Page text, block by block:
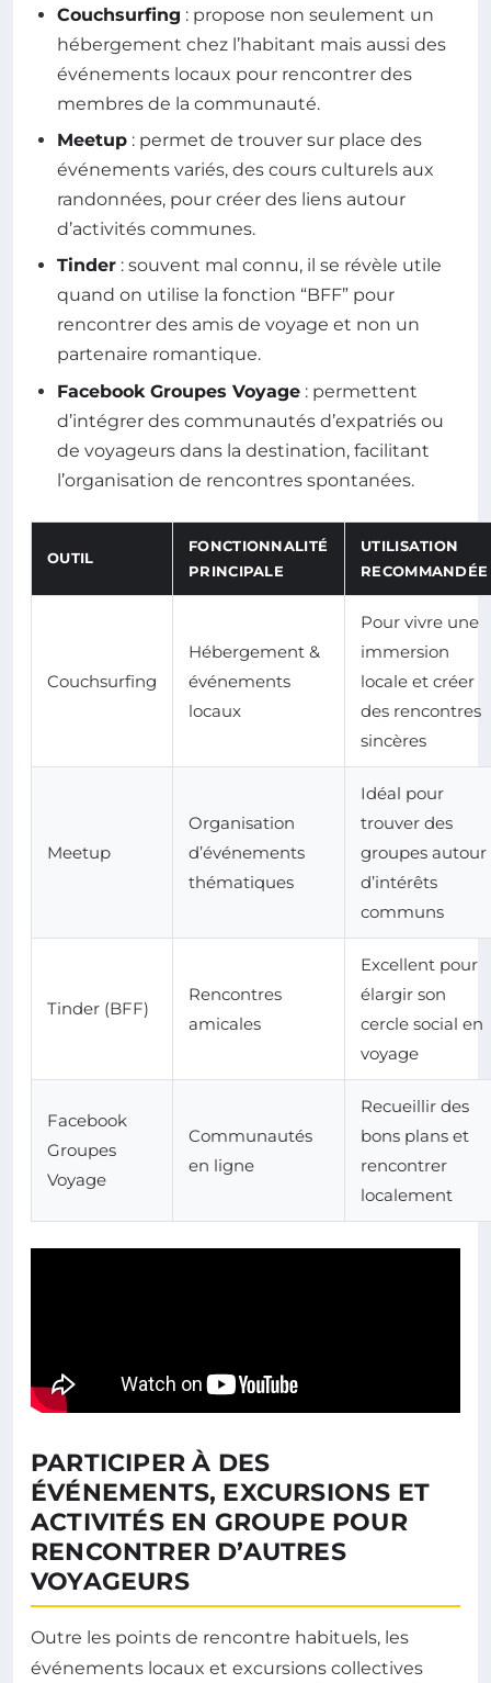
Couchsurfing : propose non seulement un
hébergement chez l’habitant mais aussi des
événements locaux pour rencontrer des
membres de la communauté.
Meetup : permet de trouver sur place des
événements variés, des cours culturels aux
randonnées, pour créer des liens autour
d’activités communes.
Tinder : souvent mal connu, il se révèle utile
quand on utilise la fonction “BFF” pour
rencontrer des amis de voyage et non un
partenaire romantique.
Facebook Groupes Voyage : permettent
d’intégrer des communautés d’expatriés ou
de voyageurs dans la destination, facilitant
l’organisation de rencontres spontanées.
OUTIL
FONCTIONNALITÉ
PRINCIPALE
UTILISATION
RECOMMANDÉE
Couchsurfing
Hébergement &
événements
locaux
Pour vivre une
immersion
locale et créer
des rencontres
sincères
Meetup
Organisation
d’événements
thématiques
Idéal pour
trouver des
groupes autour
d’intérêts
communs
Tinder (BFF)
Rencontres
amicales
Excellent pour
élargir son
cercle social en
voyage
Facebook
Groupes
Voyage
Communautés
en ligne
Recueillir des
bons plans et
rencontrer
localement
PARTICIPER À DES
ÉVÉNEMENTS, EXCURSIONS ET
ACTIVITÉS EN GROUPE POUR
RENCONTRER D’AUTRES
VOYAGEURS
Outre les points de rencontre habituels, les
événements locaux et excursions collectives